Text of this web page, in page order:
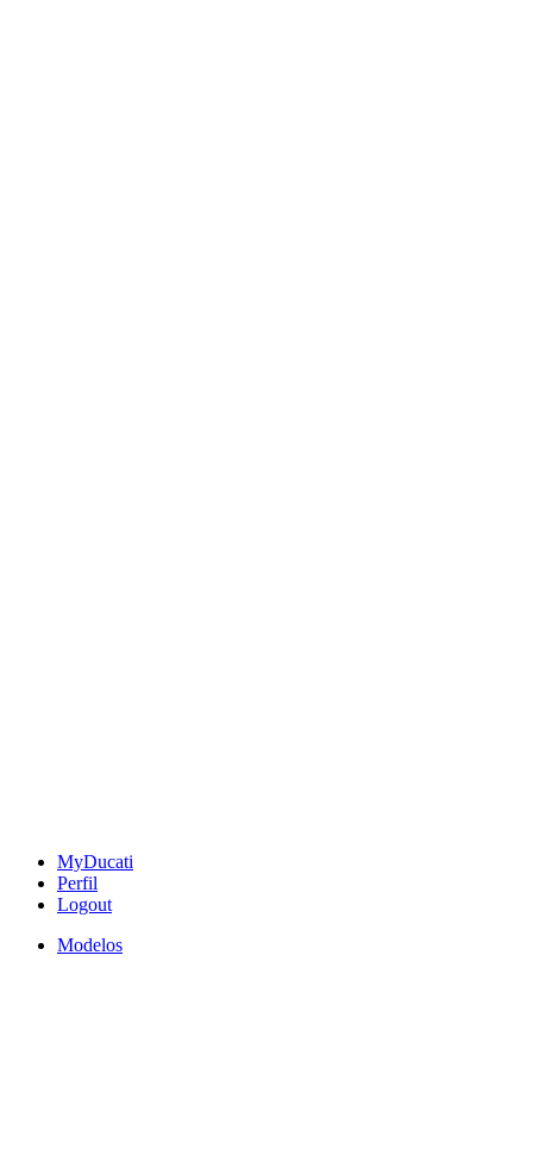
MyDucati
Perfil
Logout
Modelos